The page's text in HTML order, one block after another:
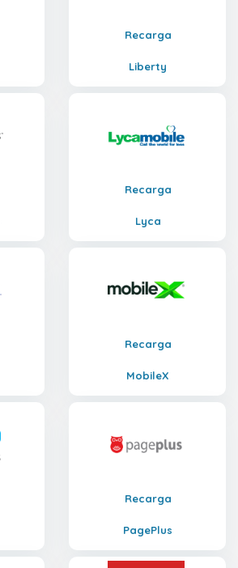
Recarga
Liberty
Recarga
Lyca
Recarga
MobileX
Recarga
PagePlus